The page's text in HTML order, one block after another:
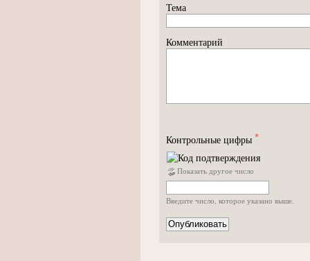
Тема
Комментарий
Контрольные цифры *
Показать другое число
Введите число, которое указано выше.